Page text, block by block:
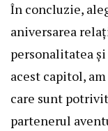
În concluzie,
aniversarea
personalitatea
acest capitol,
care sunt
partenerul